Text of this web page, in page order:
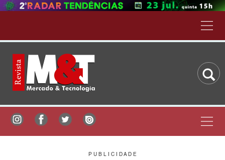
P U B L I C I D A D E